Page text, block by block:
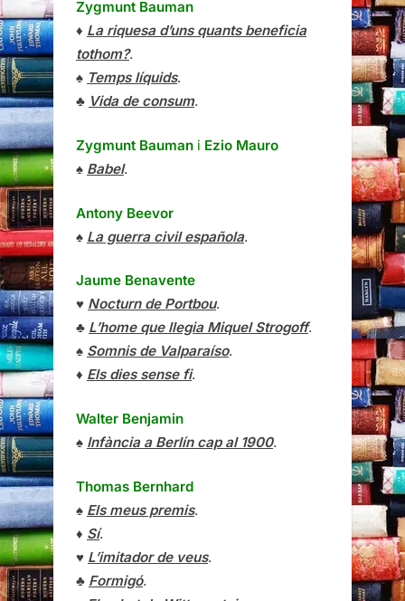
Zygmunt Bauman
♦ La riquesa d’uns quants beneficia
tothom?.
♠ Temps líquids.
♣ Vida de consum.
Zygmunt Bauman i Ezio Mauro
♠ Babel.
Antony Beevor
♠ La guerra civil española.
Jaume Benavente
♥ Nocturn de Portbou.
♣ L’home que llegia Miquel Strogoff.
♠ Somnis de Valparaíso.
♦ Els dies sense fi.
Walter Benjamin
♠ Infància a Berlín cap al 1900.
Thomas Bernhard
♠ Els meus premis.
♦ Sí.
♥ L’imitador de veus.
♣ Formigó.